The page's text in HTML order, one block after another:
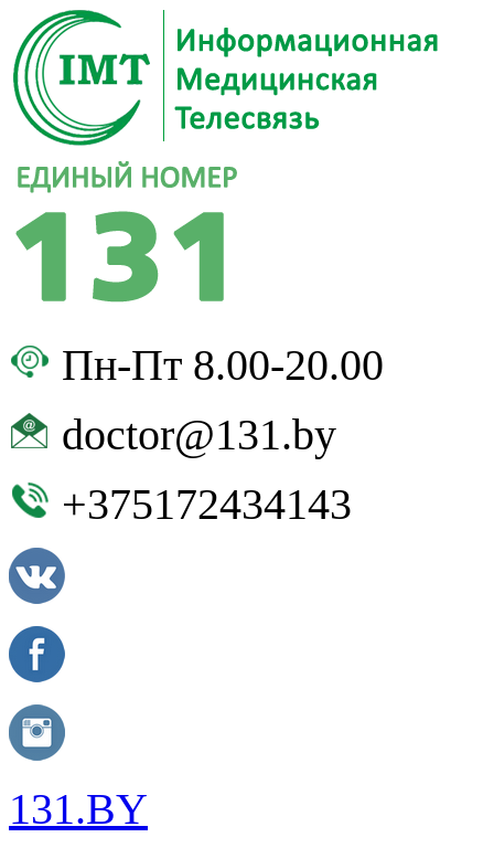
Пн-Пт 8.00-20.00
doctor@131.by
+375172434143
131.BY